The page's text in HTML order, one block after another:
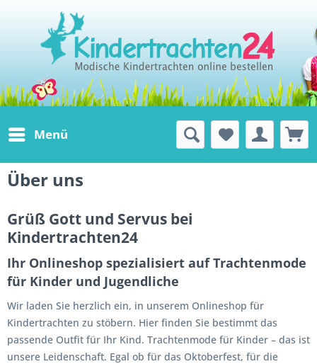
Menü
Über uns
Grüß Gott und Servus bei
Kindertrachten24
Ihr Onlineshop spezialisiert auf Trachtenmode
für Kinder und Jugendliche
Wir laden Sie herzlich ein, in unserem Onlineshop für
Kindertrachten zu stöbern. Hier finden Sie bestimmt das
passende Outfit für Ihr Kind. Trachtenmode für Kinder – das ist
unsere Leidenschaft. Egal ob für das Oktoberfest, für die